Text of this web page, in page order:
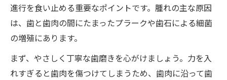
進行を食い止める重要なポイントです。腫れの主な原因
は、歯と歯肉の間にたまったプラークや歯石による細菌
の増殖にあります。
まず、やさしく丁寧な歯磨きを心がけましょう。力を入
れすぎると歯肉を傷つけてしまうため、歯肉に沿って歯